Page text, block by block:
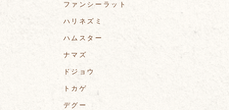
ファンシーラット
ハリネズミ
ハムスター
ナマズ
ドジョウ
トカゲ
デグー